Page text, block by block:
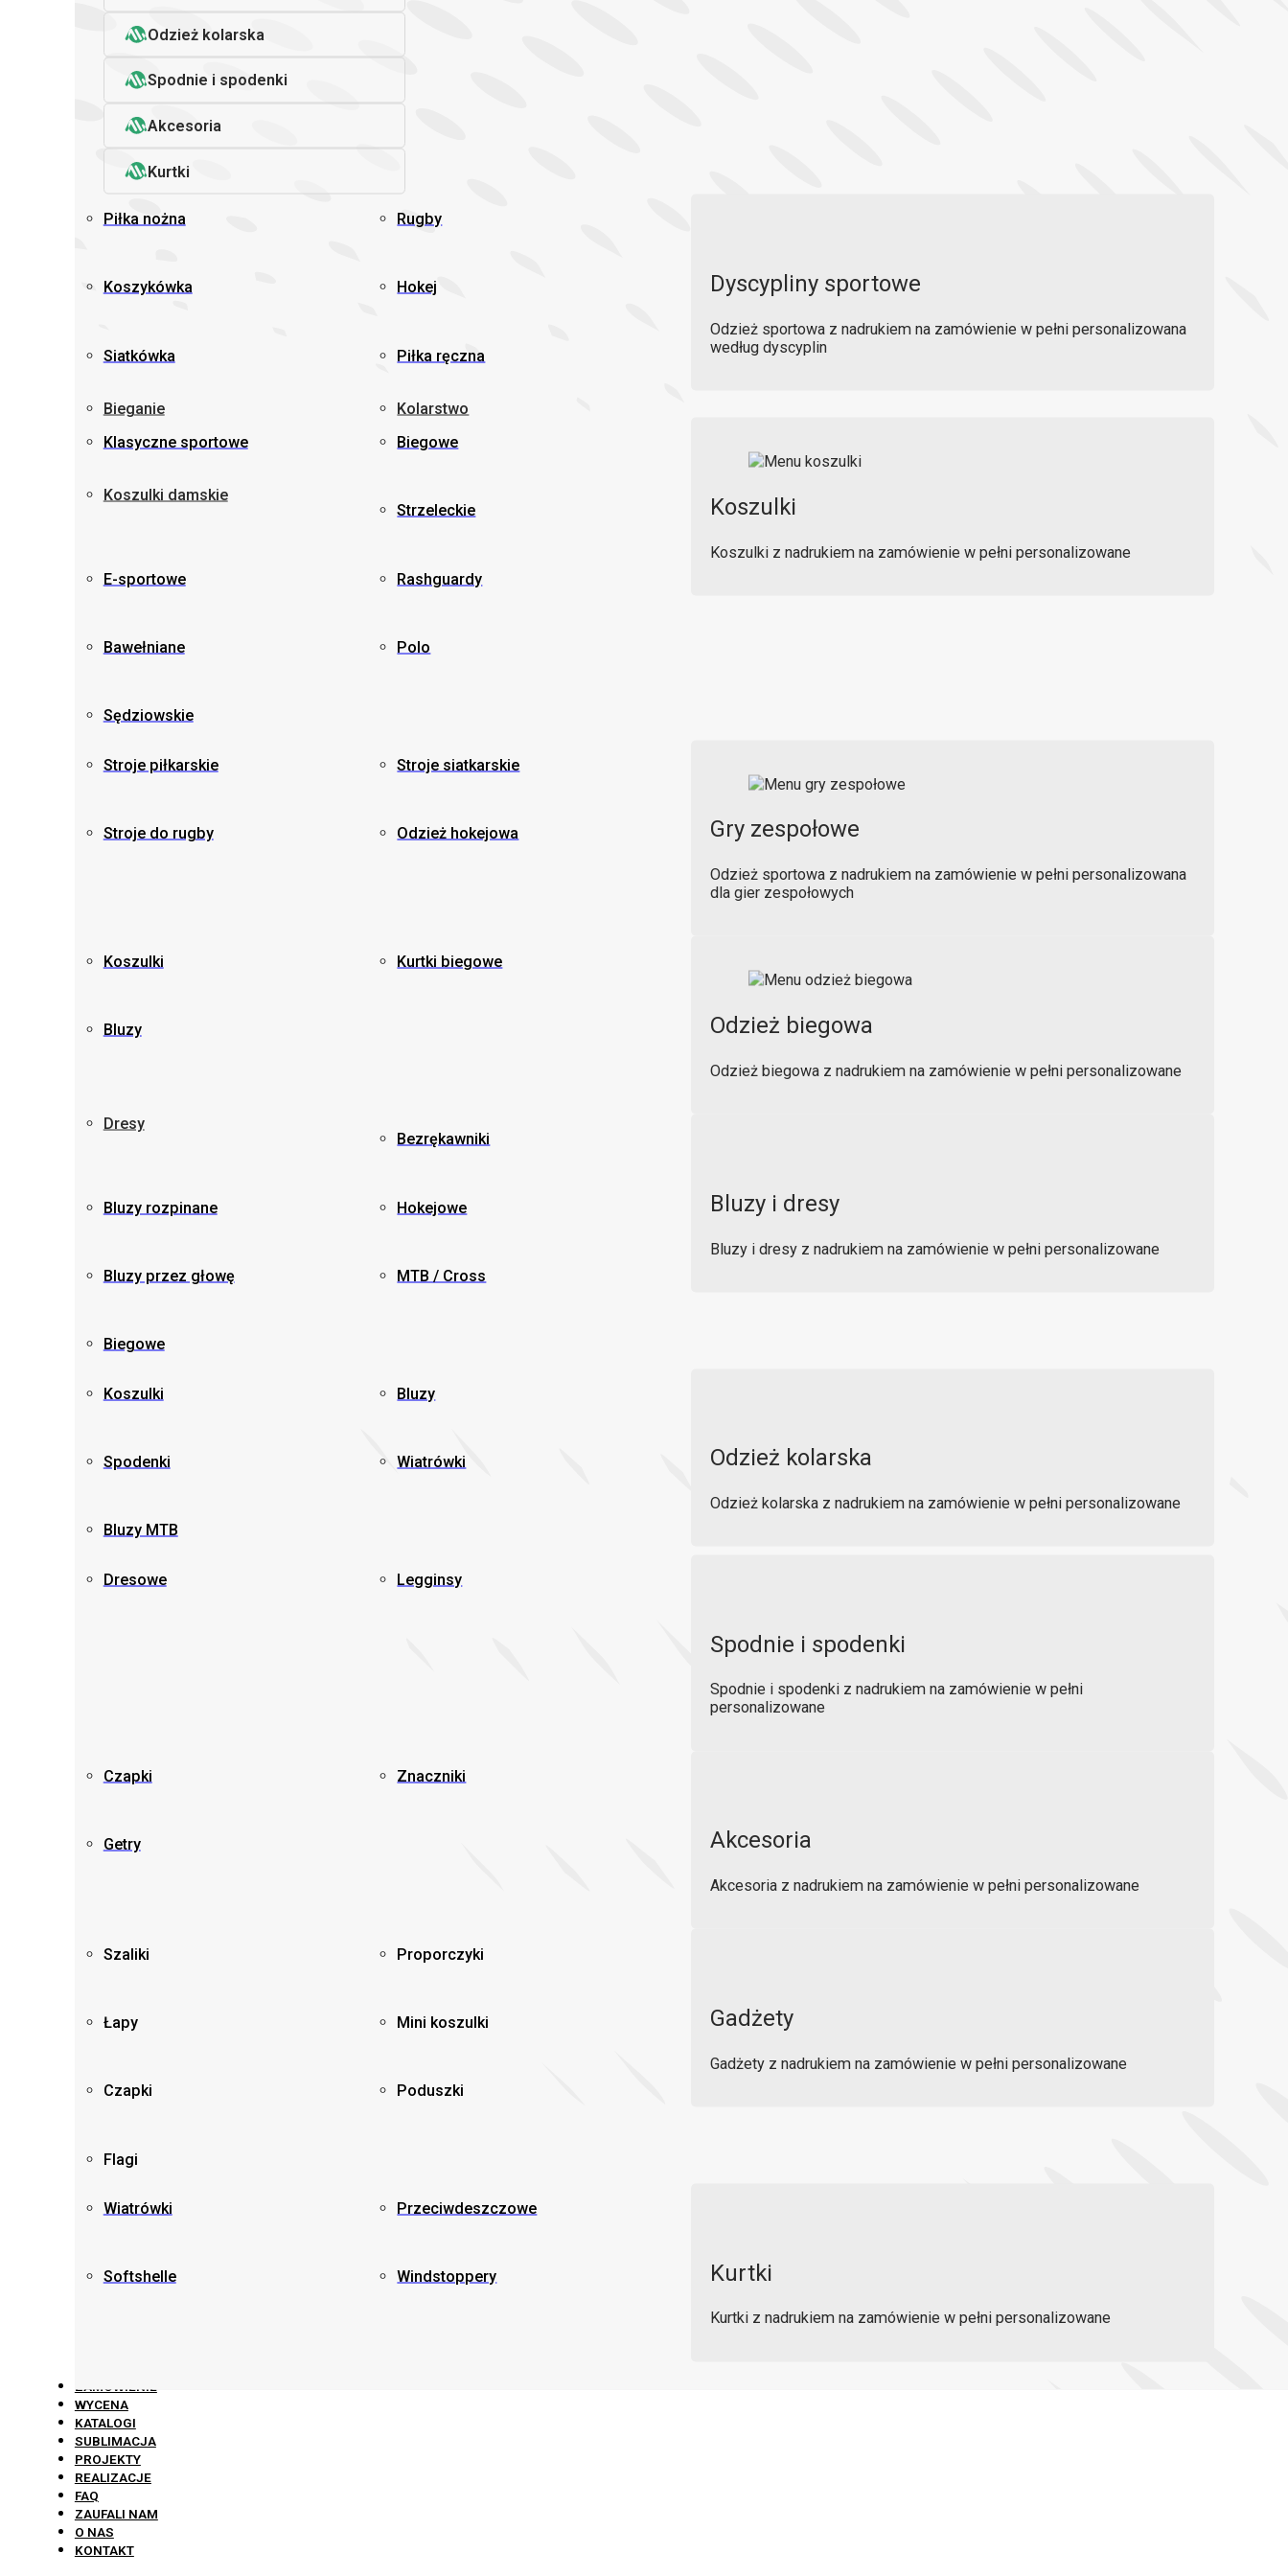
Odzież kolarska
Spodnie i spodenki
Akcesoria
Kurtki
Piłka nożna Rugby
Koszykówka Hokej
Siatkówka Piłka ręczna
Bieganie Kolarstwo
Dyscypliny sportowe
Odzież sportowa z nadrukiem na zamówienie w pełni personalizowana
według dyscyplin
Klasyczne sportowe Biegowe
Koszulki damskie
Strzeleckie
E-sportowe Rashguardy
Bawełniane Polo
Sędziowskie
Koszulki
Koszulki z nadrukiem na zamówienie w pełni personalizowane
Stroje piłkarskie Stroje siatkarskie
Stroje do rugby Odzież hokejowa Gry zespołowe
Odzież sportowa z nadrukiem na zamówienie w pełni personalizowana
dla gier zespołowych
Koszulki Kurtki biegowe
Bluzy Odzież biegowa
Odzież biegowa z nadrukiem na zamówienie w pełni personalizowane
Dresy
Bezrękawniki
Bluzy rozpinane Hokejowe
Bluzy przez głowę MTB / Cross
Biegowe
Bluzy i dresy
Bluzy i dresy z nadrukiem na zamówienie w pełni personalizowane
Koszulki Bluzy
Spodenki Wiatrówki
Bluzy MTB
Odzież kolarska
Odzież kolarska z nadrukiem na zamówienie w pełni personalizowane
Dresowe Legginsy
Spodnie i spodenki
Spodnie i spodenki z nadrukiem na zamówienie w pełni
personalizowane
Czapki Znaczniki
Getry Akcesoria
Akcesoria z nadrukiem na zamówienie w pełni personalizowane
Szaliki Proporczyki
Łapy Mini koszulki
Czapki Poduszki
Flagi
Gadżety
Gadżety z nadrukiem na zamówienie w pełni personalizowane
Wiatrówki Przeciwdeszczowe
Softshelle Windstoppery Kurtki
Kurtki z nadrukiem na zamówienie w pełni personalizowane
ZAMÓWIENIE
WYCENA
KATALOGI
SUBLIMACJA
PROJEKTY
REALIZACJE
FAQ
ZAUFALI NAM
O NAS
KONTAKT